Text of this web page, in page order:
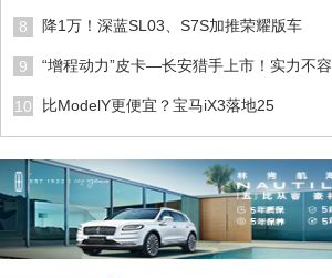
8 降1万！深蓝SL03、S7S加推荣耀版车
9 “增程动力”皮卡—长安猎手上市！实力不容
10 比ModelY更便宜？宝马iX3落地25